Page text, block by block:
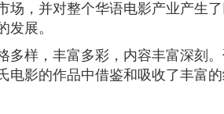
，并对整个华语电影产业产生
展。
样，丰富多彩，内容丰富深刻
影的作品中借鉴和吸收了丰富